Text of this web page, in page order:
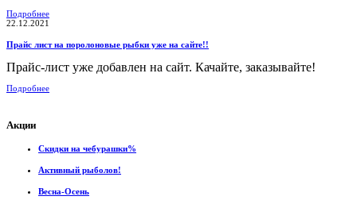
Подробнее
22.12.2021
Прайс лист на поролоновые рыбки уже на сайте!!
Прайс-лист уже добавлен на сайт. Качайте, заказывайте!
Подробнее
Акции
Скидки на чебурашки%
Активный рыболов!
Весна-Осень